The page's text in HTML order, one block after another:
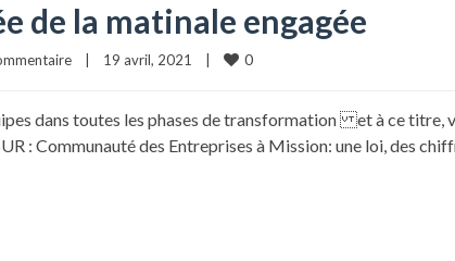
de la matinale engagée
19 avril, 2021 0
dans toutes les phases de transformation et à ce titre,
: Communauté des Entreprises à Mission: une loi, des